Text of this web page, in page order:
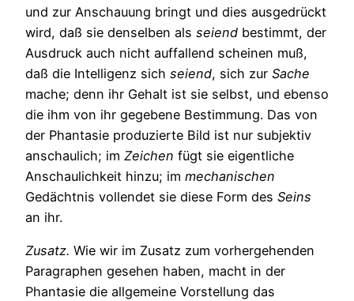
und zur Anschauung bringt und dies ausgedrückt
wird, daß sie denselben als seiend bestimmt, der
Ausdruck auch nicht auffallend scheinen muß,
daß die Intelligenz sich seiend, sich zur Sache
mache; denn ihr Gehalt ist sie selbst, und ebenso
die ihm von ihr gegebene Bestimmung. Das von
der Phantasie produzierte Bild ist nur subjektiv
anschaulich; im Zeichen fügt sie eigentliche
Anschaulichkeit hinzu; im mechanischen
Gedächtnis vollendet sie diese Form des Seins
an ihr.
Zusatz. Wie wir im Zusatz zum vorhergehenden
Paragraphen gesehen haben, macht in der
Phantasie die allgemeine Vorstellung das